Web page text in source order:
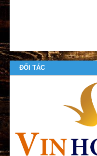
ĐỐI TÁC